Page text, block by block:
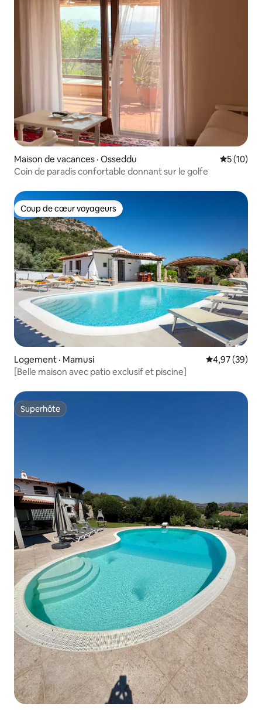
Maison de vacances · Osseddu Note
5 (10)
Coin de paradis confortable donnant sur le golfe
Coup de cœur voyageurs
Coup de cœur voyageurs
Logement · Mamusi Note
4,97 (39)
[Belle maison avec patio exclusif et piscine]
Superhôte
Superhôte